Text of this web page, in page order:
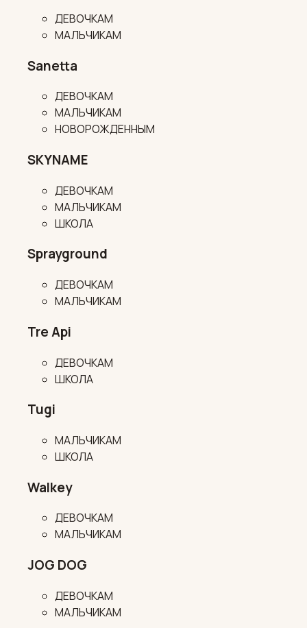
ДЕВОЧКАМ
МАЛЬЧИКАМ
Sanetta
ДЕВОЧКАМ
МАЛЬЧИКАМ
НОВОРОЖДЕННЫМ
SKYNAME
ДЕВОЧКАМ
МАЛЬЧИКАМ
ШКОЛА
Sprayground
ДЕВОЧКАМ
МАЛЬЧИКАМ
Tre Api
ДЕВОЧКАМ
ШКОЛА
Tugi
МАЛЬЧИКАМ
ШКОЛА
Walkey
ДЕВОЧКАМ
МАЛЬЧИКАМ
JOG DOG
ДЕВОЧКАМ
МАЛЬЧИКАМ